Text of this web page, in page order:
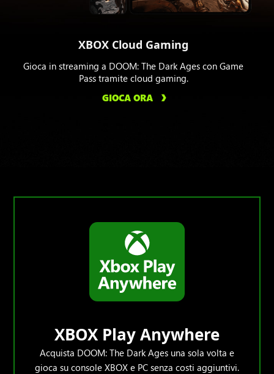
XBOX Cloud Gaming
Gioca in streaming a DOOM: The Dark Ages con Game
Pass tramite cloud gaming.
GIOCA ORA
XBOX Play Anywhere
Acquista DOOM: The Dark Ages una sola volta e
gioca su console XBOX e PC senza costi aggiuntivi.